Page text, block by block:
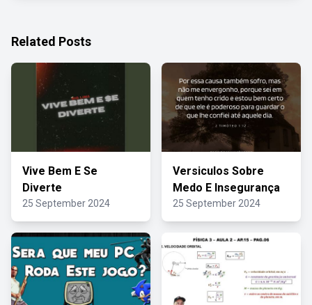
Related Posts
Vive Bem E Se
Diverte
25 September 2024
Versiculos Sobre
Medo E Insegurança
25 September 2024